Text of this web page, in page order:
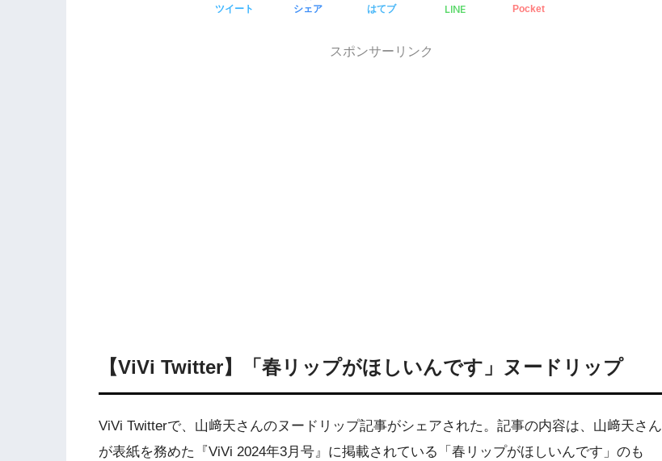
ツイート シェア はてブ LINE Pocket
スポンサーリンク
【ViVi Twitter】「春リップがほしいんです」ヌードリップ
ViVi Twitterで、山﨑天さんのヌードリップ記事がシェアされた。記事の内容は、山﨑天さん
が表紙を務めた『ViVi 2024年3月号』に掲載されている「春リップがほしいんです」のも